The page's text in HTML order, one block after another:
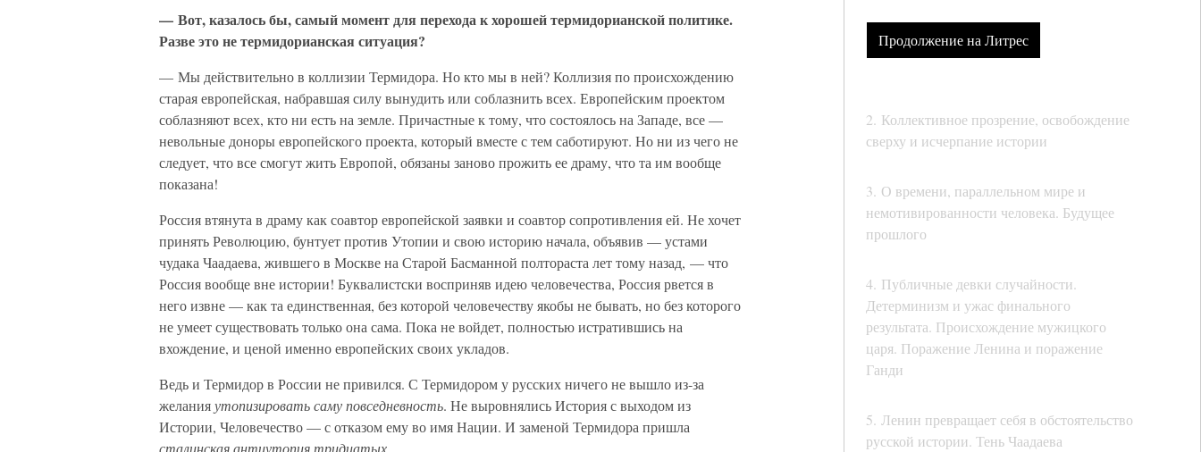
Продолжение на Литрес
2. Коллективное прозрение, освобождение
сверху и исчерпание истории
3. О времени, параллельном мире и
немотивированности человека. Будущее
прошлого
4. Публичные девки случайности.
Детерминизм и ужас финального
результата. Происхождение мужицкого
царя. Поражение Ленина и поражение
Ганди
5. Ленин превращает себя в обстоятельство
русской истории. Тень Чаадаева
— Вот, казалось бы, самый момент для перехода к хорошей термидорианской политике.
Разве это не термидорианская ситуация?
— Мы действительно в коллизии Термидора. Но кто мы в ней? Коллизия по происхождению
старая европейская, набравшая силу вынудить или соблазнить всех. Европейским проектом
соблазняют всех, кто ни есть на земле. Причастные к тому, что состоялось на Западе, все —
невольные доноры европейского проекта, который вместе с тем саботируют. Но ни из чего не
следует, что все смогут жить Европой, обязаны заново прожить ее драму, что та им вообще
показана!
Россия втянута в драму как соавтор европейской заявки и соавтор сопротивления ей. Не хочет
принять Революцию, бунтует против Утопии и свою историю начала, объявив — устами
чудака Чаадаева, жившего в Москве на Старой Басманной полтораста лет тому назад, — что
Россия вообще вне истории! Буквалистски восприняв идею человечества, Россия рвется в
него извне — как та единственная, без которой человечеству якобы не бывать, но без которого
не умеет существовать только она сама. Пока не войдет, полностью истратившись на
вхождение, и ценой именно европейских своих укладов.
Ведь и Термидор в России не привился. С Термидором у русских ничего не вышло из-за
желанияутопизировать саму повседневность. Не выровнялись История с выходом из
Истории, Человечество — с отказом ему во имя Нации. И заменой Термидора пришла
сталинская антиутопия тридцатых.